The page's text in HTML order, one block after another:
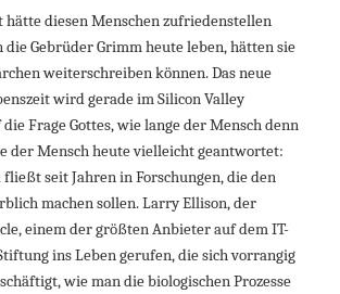
hätte diesen Menschen zufriedenstellen
die Gebrüder Grimm heute leben, hätten sie
weiterschreiben können. Das neue
wird gerade im Silicon Valley
Frage Gottes, wie lange der Mensch denn
der Mensch heute vielleicht geantwortet:
fließt seit Jahren in Forschungen, die den
machen sollen. Larry Ellison, der
einem der größten Anbieter auf dem IT-
ins Leben gerufen, die sich vorrangig
wie man die biologischen Prozesse